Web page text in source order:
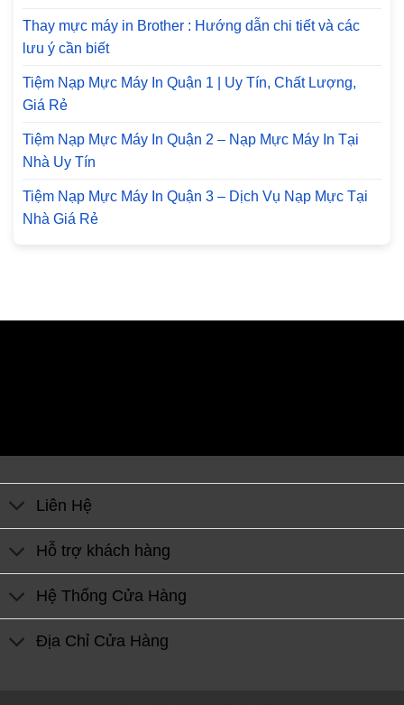
Thay mực máy in Brother : Hướng dẫn chi tiết và các
lưu ý cần biết
Tiệm Nạp Mực Máy In Quận 1 | Uy Tín, Chất Lượng,
Giá Rẻ
Tiệm Nạp Mực Máy In Quận 2 – Nạp Mực Máy In Tại
Nhà Uy Tín
Tiệm Nạp Mực Máy In Quận 3 – Dịch Vụ Nạp Mực Tại
Nhà Giá Rẻ
Liên Hệ
Hỗ trợ khách hàng
Hệ Thống Cửa Hàng
Địa Chỉ Cửa Hàng